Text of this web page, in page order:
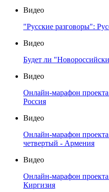
Видео
"Русские разговоры":
Видео
Будет ли
Видео
Онлайн-марафон
Россия
Видео
Онлайн-марафон
четвертый - Армения
Видео
Онлайн-марафон
Киргизия